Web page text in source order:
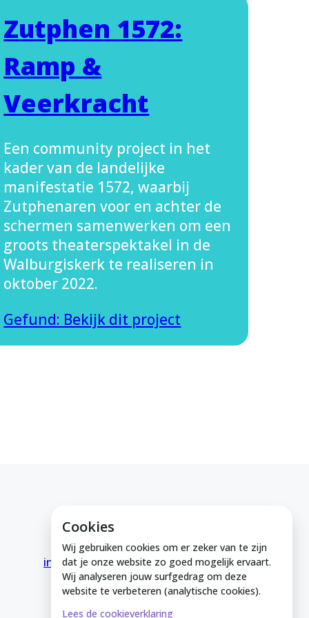
Cookies
Wij gebruiken cookies om er zeker van te zijn
dat je onze website zo goed mogelijk ervaart.
Wij analyseren jouw surfgedrag om deze
website te verbeteren (analytische cookies).
Lees de cookieverklaring
Zutphen 1572:
Ramp &
Veerkracht
Een community project in het
kader van de landelijke
manifestatie 1572, waarbij
Zutphenaren voor en achter de
schermen samenwerken om een
groots theaterspektakel in de
Walburgiskerk te realiseren in
oktober 2022.
Gefund: Bekijk dit project
E-mail ons
info@medeinzutphen.nl